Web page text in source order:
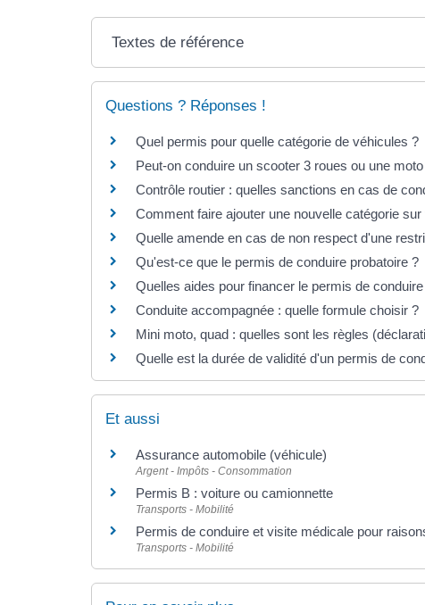
Textes de référence
Questions ? Réponses !
Quel permis pour quelle catégorie de véhicules ?
Peut-on conduire un scooter 3 roues ou une
Contrôle routier : quelles sanctions en cas de
Comment faire ajouter une nouvelle catégorie
Quelle amende en cas de non respect d'une
Qu'est-ce que le permis de conduire probatoire ?
Quelles aides pour financer le permis de
Conduite accompagnée : quelle formule choisir ?
Mini moto, quad : quelles sont les règles
Quelle est la durée de validité d'un permis de
Et aussi
Assurance automobile (véhicule)
Argent - Impôts - Consommation
Permis B : voiture ou camionnette
Transports - Mobilité
Permis de conduire et visite médicale pour
Transports - Mobilité